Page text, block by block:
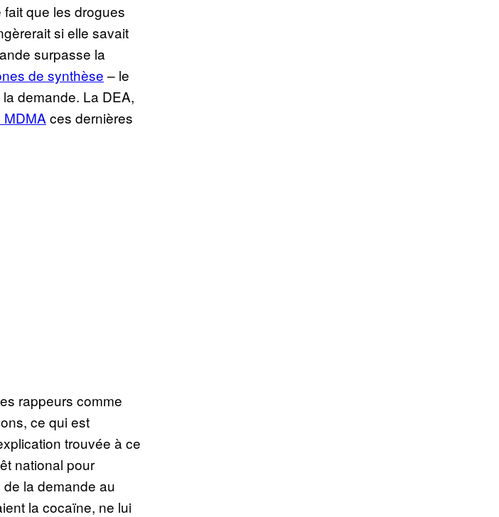
que les drogues
si elle savait
surpasse la
de synthèse – le
demande. La DEA,
MDMA ces dernières
rappeurs comme
ce qui est
trouvée à ce
national pour
de la demande au
la cocaïne, ne lui